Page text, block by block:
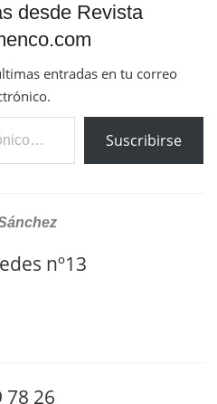
desde Revista
entradas en tu correo
Suscribirse
nº13
78 26